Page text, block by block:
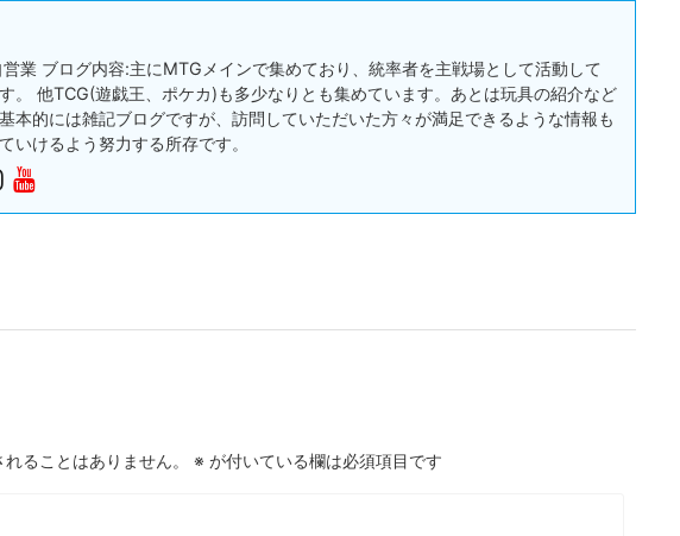
業 ブログ内容:主にMTGメインで集めており、統率者を主戦場として活動して
。 他TCG(遊戯王、ポケカ)も多少なりとも集めています。あとは玩具の紹介など
本的には雑記ブログですが、訪問していただいた方々が満足できるような情報も
いけるよう努力する所存です。
ることはありません。 ※ が付いている欄は必須項目です